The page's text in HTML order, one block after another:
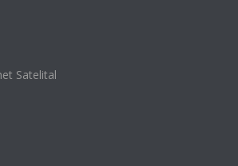
Satelital